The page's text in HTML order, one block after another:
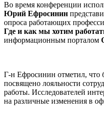
Во время конференции
Юрий Ефросинин
опроса работающих
Где и как мы хотим
информационным порталом
Г-н Ефросинин отметил, что
посвящено лояльности
работы. Исследователей
на различные изменения в